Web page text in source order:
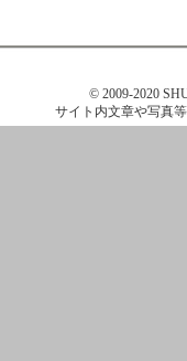
© 2009-2020
サイト内文章や写真